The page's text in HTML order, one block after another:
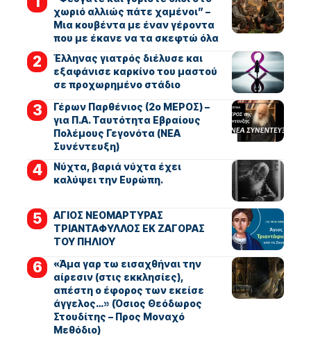
χωριό αλλιώς πάτε χαμένοι” –
Μια κουβέντα με έναν γέροντα
που με έκανε να τα σκεφτώ όλα
Έλληνας γιατρός διέλυσε και
εξαφάνισε καρκίνο του μαστού
σε προχωρημένο στάδιο
Γέρων Παρθένιος (2ο ΜΕΡΟΣ) –
για Π.Α. Ταυτότητα Εβραίους
Πολέμους Γεγονότα (ΝΕΑ
Συνέντευξη)
Νύχτα, βαριά νύχτα έχει
καλύψει την Ευρώπη.
ΑΓΙΟΣ ΝΕΟΜΑΡΤΥΡΑΣ
ΤΡΙΑΝΤΑΦΥΛΛΟΣ ΕΚ ΖΑΓΟΡΑΣ
ΤΟΥ ΠΗΛΙΟΥ
«Άμα γαρ τω εισαχθήναι την
αίρεσιν (στις εκκλησίες),
απέστη ο έφορος των εκείσε
άγγελος…» (Όσιος Θεόδωρος
Στουδίτης – Προς Μοναχό
Μεθόδιο)